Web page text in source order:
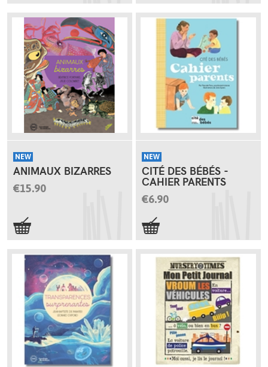
NEW
ANIMAUX BIZARRES
€15.90
NEW
CITÉ DES BÉBÉS -
CAHIER PARENTS
€6.90